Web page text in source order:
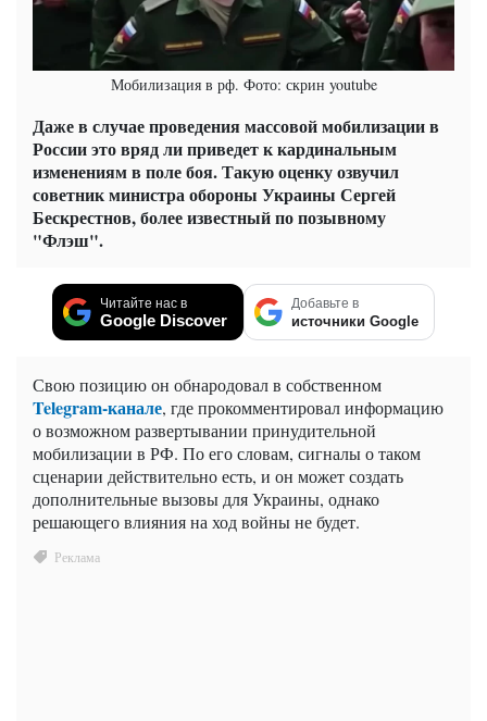
Мобилизация в рф. Фото: скрин youtube
Даже в случае проведения массовой мобилизации в
России это вряд ли приведет к кардинальным
изменениям в поле боя. Такую оценку озвучил
советник министра обороны Украины Сергей
Бескрестнов, более известный по позывному
"Флэш".
Читайте нас в
Google Discover
Добавьте в
источники Google
Свою позицию он обнародовал в собственном
Telegram-канале, где прокомментировал информацию
о возможном развертывании принудительной
мобилизации в РФ. По его словам, сигналы о таком
сценарии действительно есть, и он может создать
дополнительные вызовы для Украины, однако
решающего влияния на ход войны не будет.